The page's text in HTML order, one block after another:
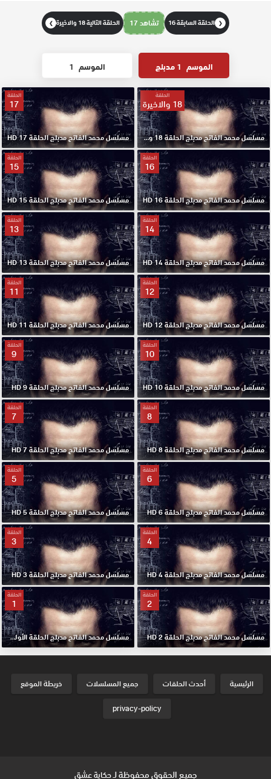
❮ الحلقة السابقة 16 تشاهد 17 الحلقة التالية 18 والاخيرة ❯
الموسم 1 مدبلج الموسم 1
الحلقة
18 والاخيرة
مسلسل محمد الفاتح مدبلج الحلقة 18 والاخيرة HD
الحلقة
17
مسلسل محمد الفاتح مدبلج الحلقة 17 HD
الحلقة
16
مسلسل محمد الفاتح مدبلج الحلقة 16 HD
الحلقة
15
مسلسل محمد الفاتح مدبلج الحلقة 15 HD
الحلقة
14
مسلسل محمد الفاتح مدبلج الحلقة 14 HD
الحلقة
13
مسلسل محمد الفاتح مدبلج الحلقة 13 HD
الحلقة
12
مسلسل محمد الفاتح مدبلج الحلقة 12 HD
الحلقة
11
مسلسل محمد الفاتح مدبلج الحلقة 11 HD
الحلقة
10
مسلسل محمد الفاتح مدبلج الحلقة 10 HD
الحلقة
9
مسلسل محمد الفاتح مدبلج الحلقة 9 HD
الحلقة
8
مسلسل محمد الفاتح مدبلج الحلقة 8 HD
الحلقة
7
مسلسل محمد الفاتح مدبلج الحلقة 7 HD
الحلقة
6
مسلسل محمد الفاتح مدبلج الحلقة 6 HD
الحلقة
5
مسلسل محمد الفاتح مدبلج الحلقة 5 HD
الحلقة
4
مسلسل محمد الفاتح مدبلج الحلقة 4 HD
الحلقة
3
مسلسل محمد الفاتح مدبلج الحلقة 3 HD
الحلقة
2
مسلسل محمد الفاتح مدبلج الحلقة 2 HD
الحلقة
1
مسلسل محمد الفاتح مدبلج الحلقة الأولي 1 HD
الرئيسية أحدث الحلقات جميع المسلسلات
خريطة الموقع
privacy-policy
جميع الحقوق محفوظة لـحكاية عشق